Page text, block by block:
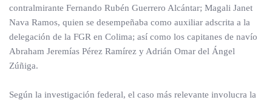
contralmirante Fernando Rubén Guerrero Alcántar; Magali Janet
Nava Ramos, quien se desempeñaba como auxiliar adscrita a la
delegación de la FGR en Colima; así como los capitanes de navío
Abraham Jeremías Pérez Ramírez y Adrián Omar del Ángel
Zúñiga.
Según la investigación federal, el caso más relevante involucra la